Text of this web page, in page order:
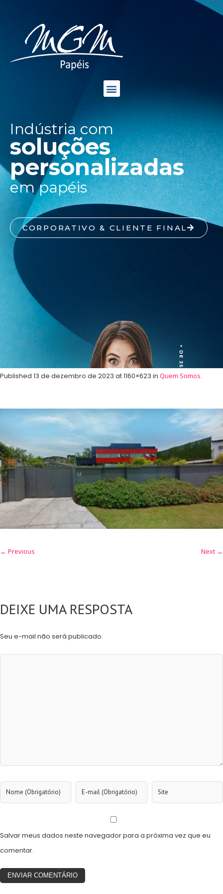
Indústria com
soluções
personalizadas
em papéis
CORPORATIVO & CLIENTE FINAL
Published 13 de dezembro de 2023 at 1160×623 in Quem Somos.
← Previous Next →
DEIXE UMA RESPOSTA
Seu e-mail não será publicado.
Salvar meus dados neste navegador para a próxima vez que eu
comentar.